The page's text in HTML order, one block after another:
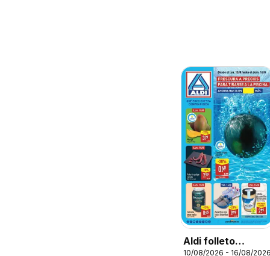
Aldi folleto
10/08/2026 - 16/08/